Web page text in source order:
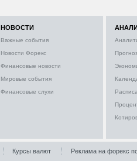
НОВОСТИ
Важные события
Новости Форекс
Финансовые новости
Мировые события
Финансовые слухи
Курсы валют Реклама на форекс